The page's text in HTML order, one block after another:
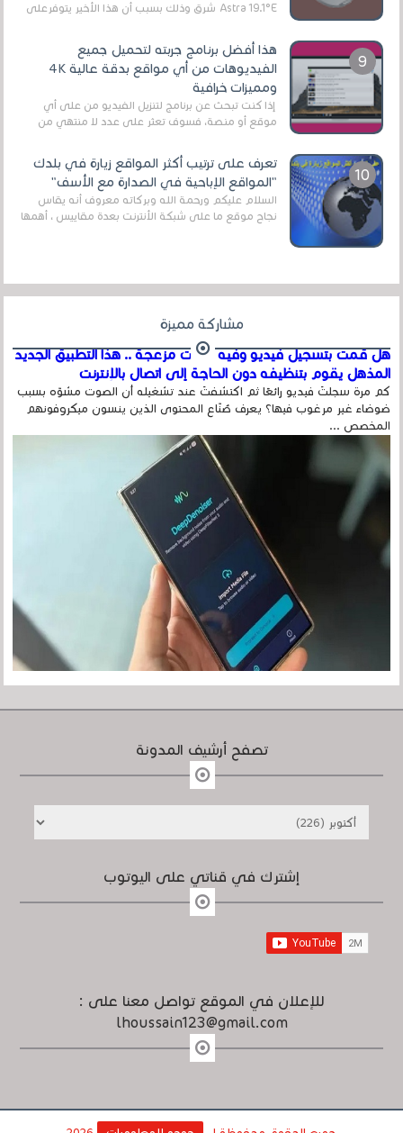
Astra 19.1°E شرق وذلك بسبب أن هذا الأخير يتوفرعلى
هذا أفضل برنامج جربته لتحميل جميع
الفيديوهات من أي مواقع بدقة عالية 4K
ومميزات خرافية
إذا كنت تبحث عن برنامج لتنزيل الفيديو من على أي
موقع أو منصة، فسوف تعثر على عدد لا منتهي من
تعرف على ترتيب أكثر المواقع زيارة في بلدك
"المواقع الإباحية في الصدارة مع الأسف"
السلام عليكم ورحمة الله وبركاته معروف أنه يقاس
نجاح موقع ما على شبكة الأنترنت بعدة مقاييس ، أهمها
مشاركة مميزة
هل قمت بتسجيل فيديو وفيه أصوت مزعجة .. هذا التطبيق الجديد
المذهل يقوم بتنظيفه دون الحاجة إلى اتصال بالإنترنت
كم مرة سجلتَ فيديو رائعًا ثم اكتشفتَ عند تشغيله أن الصوت مشوّه بسبب
ضوضاء غير مرغوب فيها؟ يعرف صُنّاع المحتوى الذين ينسون ميكروفونهم
المخصص ...
تصفح أرشيف المدونة
إشترك في قناتي على اليوتوب
للإعلان في الموقع تواصل معنا على :
lhoussain123@gmail.com